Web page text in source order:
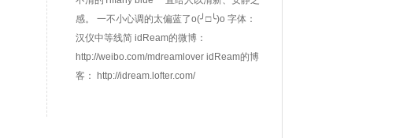
感。 一不小心调的太偏蓝了o(╯□╰)o 字体：
汉仪中等线简 idReam的微博：
http://weibo.com/mdreamlover idReam的博
客： http://idream.lofter.com/